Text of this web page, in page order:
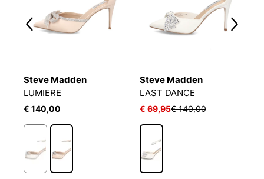
Steve Madden
LUMIERE
€ 140,00
Steve Madden
LAST DANCE
€ 69,95€ 140,00